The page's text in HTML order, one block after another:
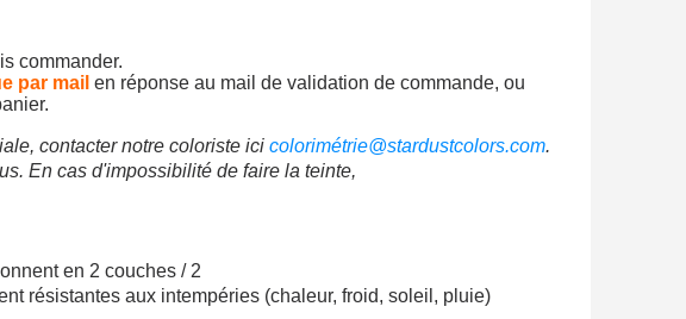
France métropolitaine pour 250€ d'achats
en 4x sans frais dès 30€ d'achats
devis en ligne en moins d'1 minute
créations et obtenez des bons d'achat
Retour produits sous 14 jours
commander.
par mail en réponse au mail de validation de commande, ou
contacter notre coloriste ici colorimétrie@stardustcolors.com.
En cas d'impossibilité de faire la teinte,
en 2 couches/ 2
résistantes aux intempéries (chaleur, froid, soleil , pluie)